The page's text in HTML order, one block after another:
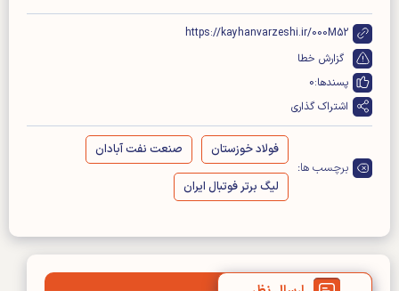
https://kayhanvarzeshi.ir/000M52
گزارش خطا
پسندها:0
اشتراک گذاری
برچسب ها:
فولاد خوزستان صنعت نفت آبادان
لیگ برتر فوتبال ایران